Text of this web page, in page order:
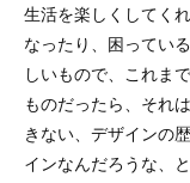
生活を楽しくしてく
なったり、困ってい
しいもので、これま
ものだったら、それ
きない、デザインの
インなんだろうな、と